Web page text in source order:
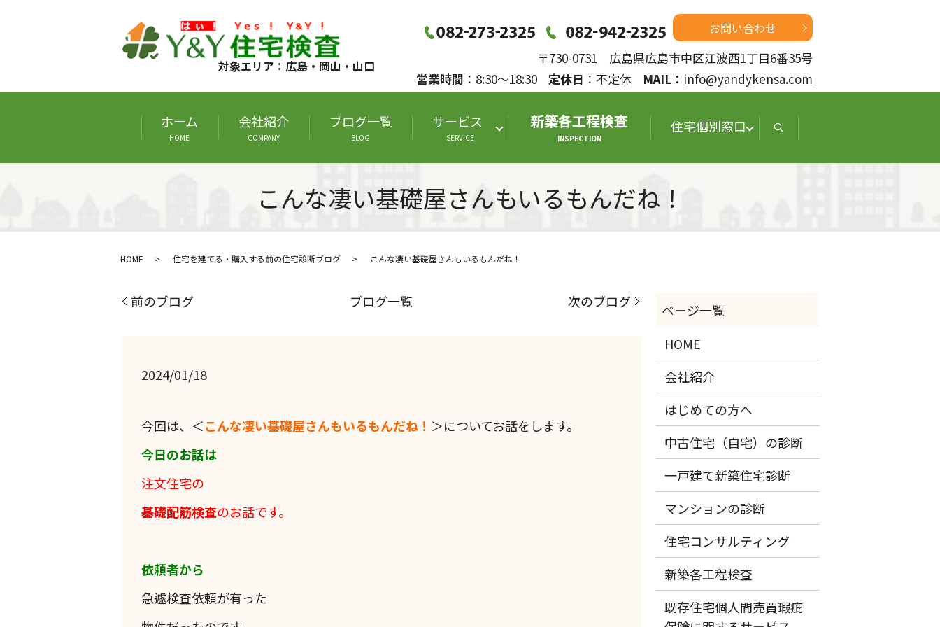
対象エリア：広島・岡山・山口
お問い合わせ
〒730-0731 広島県広島市中区江波西1丁目6番35号
営業時間 ：8:30～18:30 定休日 ：不定休 MAIL： info@yandykensa.com
ホーム
HOME
会社紹介
COMPANY
ブログ一覧
BLOG
サービス
SERVICE
新築各工程検査
INSPECTION
住宅個別窓口
こんな凄い基礎屋さんもいるもんだね！
HOME 住宅を建てる・購入する前の住宅診断ブログ こんな凄い基礎屋さんもいるもんだね！
前のブログ ブログ一覧 次のブログ
2024/01/18
今回は、＜こんな凄い基礎屋さんもいるもんだね！ ＞についてお話をします。
今日のお話は
注文住宅の
基礎配筋検査のお話です。
依頼者から
急遽検査依頼が有った
HOME
会社紹介
はじめての方へ
中古住宅（自宅）の診断
一戸建て新築住宅診断
マンションの診断
住宅コンサルティング
新築各工程検査
既存住宅個人間売買瑕疵